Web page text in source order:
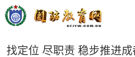
首
找定位 尽职责 稳步推进